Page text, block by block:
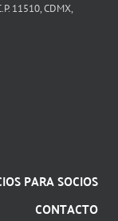
11510, CDMX,
PARA SOCIOS
CONTACTO